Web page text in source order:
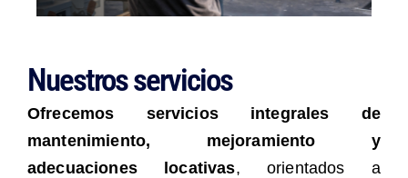
Nuestros servicios
Ofrecemos servicios integrales de
mantenimiento, mejoramiento y
adecuaciones locativas, orientados a